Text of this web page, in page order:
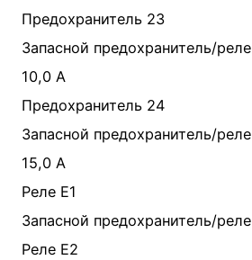
Предохранитель 23
Запасной предохранитель/реле
10,0 A
Предохранитель 24
Запасной предохранитель/реле
15,0 A
Реле E1
Запасной предохранитель/реле
Реле E2